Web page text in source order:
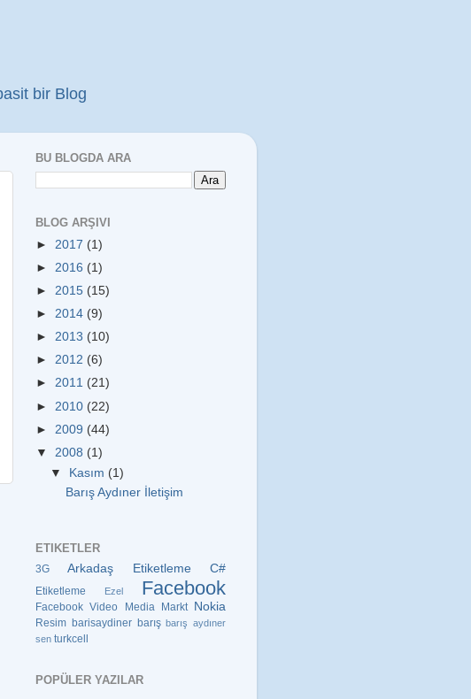
bir Blog
BU BLOGDA ARA
BLOG ARŞIVI
► 2017 (1)
► 2016 (1)
► 2015 (15)
► 2014 (9)
► 2013 (10)
► 2012 (6)
► 2011 (21)
► 2010 (22)
► 2009 (44)
▼ 2008 (1)
▼ Kasım (1)
Barış Aydıner İletişim
ETIKETLER
3G Arkadaş Etiketleme C#
Etiketleme Ezel Facebook
Facebook Video Media Markt Nokia
Resim barisaydiner barış barış aydıner
sen turkcell
POPÜLER YAZILAR